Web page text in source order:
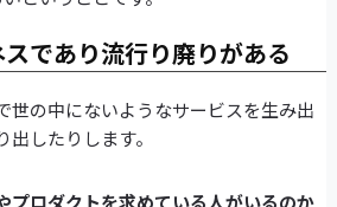
であり流行り廃りがある
世の中にないようなサービスを生み出
したりします。
プロダクトを求めている人がいるのか